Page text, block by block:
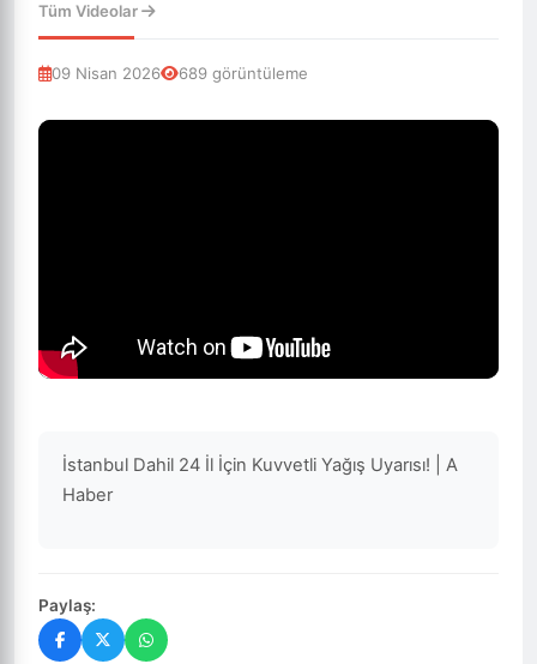
Tüm Videolar
09 Nisan 2026 689 görüntüleme
İstanbul Dahil 24 İl İçin Kuvvetli Yağış Uyarısı! | A
Haber
Paylaş: